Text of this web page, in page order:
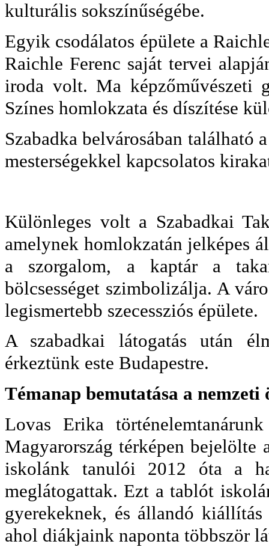
kulturális sokszínűségébe.
Egyik csodálatos épülete a
Raichle Ferenc saját tervei
iroda volt. Ma képzőművészeti
Színes homlokzata és díszítése
Szabadka belvárosában található
mesterségekkel kapcsolatos
Különleges volt a Szabadkai
amelynek homlokzatán jelképes
a szorgalom, a kaptár a
bölcsességet szimbolizálja. A
legismertebb szecessziós épülete.
A szabadkai látogatás után
érkeztünk este Budapestre.
Témanap bemutatása a nemzeti
Lovas Erika
Magyarország térképen bejelölte
iskolánk tanulói 2012 óta a
meglátogattak. Ezt a tablót
gyerekeknek, és állandó
ahol diákjaink naponta többször